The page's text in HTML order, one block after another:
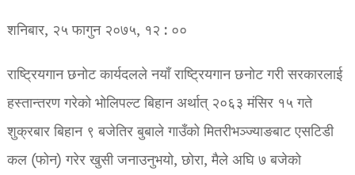
शनिबार, २५ फागुन २०७५, १२ : ००
राष्ट्रियगान छनोट कार्यदलले नयाँ राष्ट्रियगान छनोट गरी सरकारलाई
हस्तान्तरण गरेको भोलिपल्ट बिहान अर्थात् २०६३ मंसिर १५ गते
शुक्रबार बिहान ९ बजेतिर बुबाले गाउँको मितरीभञ्ज्याङबाट एसटिडी
कल (फोन) गरेर खुसी जनाउनुभयो, छोरा, मैले अघि ७ बजेको